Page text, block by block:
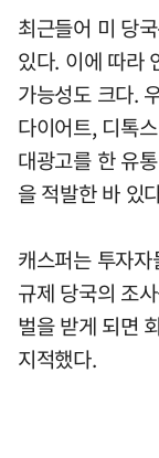
최근들어 미 당
있다. 이에 따라
가능성도 크다.
다이어트, 디톡
대광고를 한 유
을 적발한 바 있
캐스퍼는 투자
규제 당국의 조
벌을 받게 되면
지적했다.